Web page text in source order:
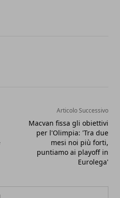
Articolo Successivo
Macvan fissa gli obiettivi
per l'Olimpia: 'Tra due
mesi noi più forti,
puntiamo ai playoff in
Eurolega'